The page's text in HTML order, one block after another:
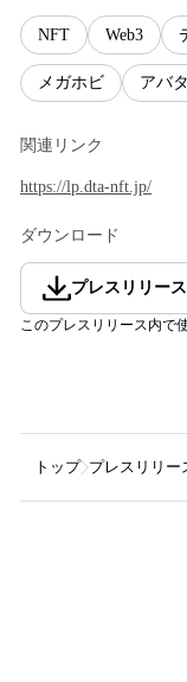
NFT Web3
メガホビ アバ
関連リンク
https://lp.dta-nft.jp/
ダウンロード
プレスリリー
このプレスリリース内で
トップ プレスリリー